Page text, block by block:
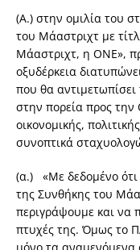
(Α.) στην ομιλία του
του Μάαστριχτ με
Μάαστριχτ, η ΟΝΕ»,
οξυδέρκεια
που θα
στην πορεία προς την
οικονομικής,
συνοπτικά
(α.) «Με δεδομένο
της Συνθήκης του
περιγράψουμε και να
πτυχές της. Όμως το